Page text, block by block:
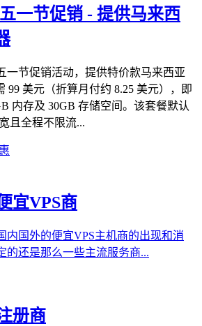
一节促销 - 提供马来西
一节促销活动，提供特价款马来西亚
99 美元（折算月付约 8.25 美元），即
内存及 30GB 存储空间。该套餐默认
且全程不限流...
宜VPS商
内国外的便宜VPS主机商的出现和消
的还是那么一些主流服务商...
册商